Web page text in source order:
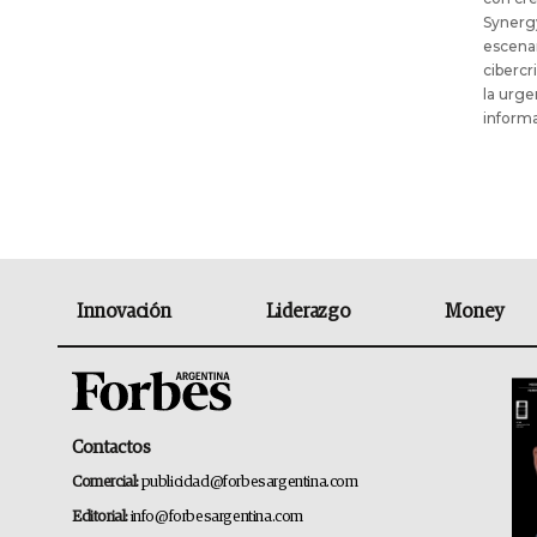
la
Innovación Liderazgo Money
Contactos
Comercial:publicidad@forbesargentina.com
Editorial:info@forbesargentina.com